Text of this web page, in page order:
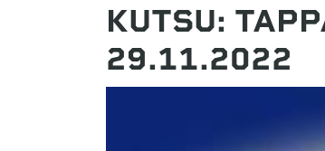
KUTSU:
29.11.2022